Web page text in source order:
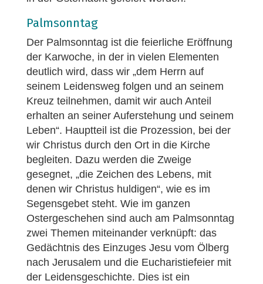
Palmsonntag
Der Palmsonntag ist die feierliche Eröffnung
der Karwoche, in der in vielen Elementen
deutlich wird, dass wir „dem Herrn auf
seinem Leidensweg folgen und an seinem
Kreuz teilnehmen, damit wir auch Anteil
erhalten an seiner Auferstehung und seinem
Leben“. Hauptteil ist die Prozession, bei der
wir Christus durch den Ort in die Kirche
begleiten. Dazu werden die Zweige
gesegnet, „die Zeichen des Lebens, mit
denen wir Christus huldigen“, wie es im
Segensgebet steht. Wie im ganzen
Ostergeschehen sind auch am Palmsonntag
zwei Themen miteinander verknüpft: das
Gedächtnis des Einzuges Jesu vom Ölberg
nach Jerusalem und die Eucharistiefeier mit
der Leidensgeschichte. Dies ist ein